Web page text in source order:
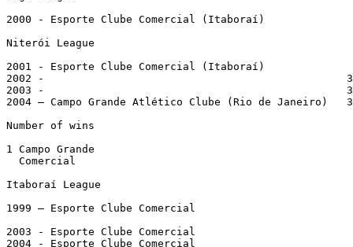
2000 - Esporte Clube Comercial (Itaboraí)
Niterói League
2001 - Esporte Clube Comercial (Itaboraí)
2002 -                                                3rd:
2003 -                                                3rd:
2004 – Campo Grande Atlético Clube (Rio de Janeiro)
Number of wins
1 Campo Grande
  Comercial
Itaboraí League
1999 – Esporte Clube Comercial
2003 - Esporte Clube Comercial
2004 - Esporte Clube Comercial